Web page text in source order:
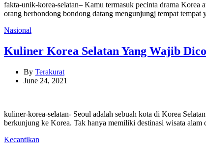
fakta-unik-korea-selatan– Kamu termasuk pecinta drama
orang berbondong bondong datang mengunjungj tempat
Categories
Nasional
Kuliner Korea Selatan Yang Wajib
By Terakurat
June 24, 2021
kuliner-korea-selatan- Seoul adalah sebuah kota di Korea
berkunjung ke Korea. Tak hanya memiliki destinasi wisata
Categories
Kecantikan